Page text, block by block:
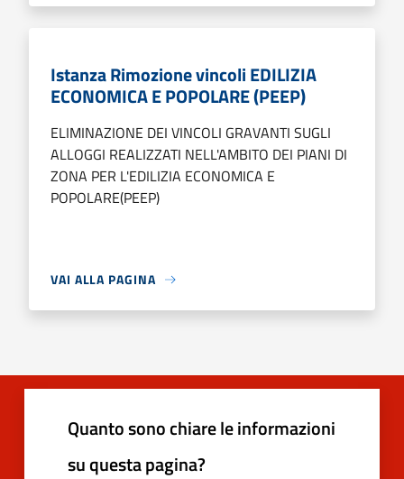
Istanza Rimozione vincoli EDILIZIA
ECONOMICA E POPOLARE (PEEP)
ELIMINAZIONE DEI VINCOLI GRAVANTI SUGLI
ALLOGGI REALIZZATI NELL'AMBITO DEI PIANI DI
ZONA PER L'EDILIZIA ECONOMICA E
POPOLARE(PEEP)
VAI ALLA PAGINA
Quanto sono chiare le informazioni
su questa pagina?